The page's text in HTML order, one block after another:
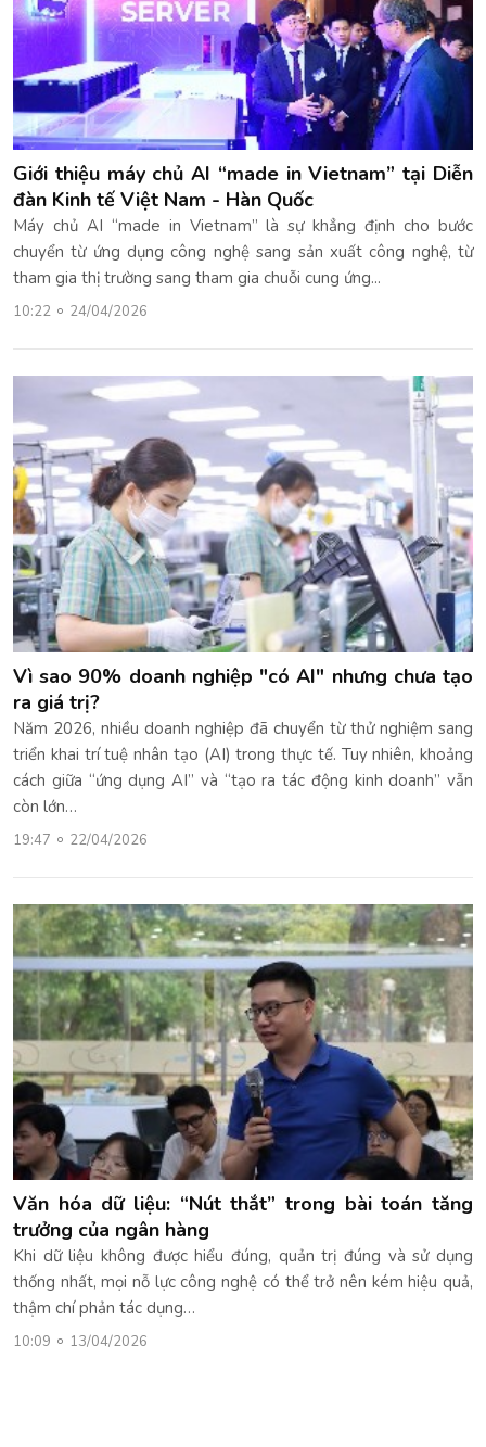
Giới thiệu máy chủ AI “made in Vietnam” tại Diễn
đàn Kinh tế Việt Nam - Hàn Quốc
Máy chủ AI “made in Vietnam” là sự khẳng định cho bước
chuyển từ ứng dụng công nghệ sang sản xuất công nghệ, từ
tham gia thị trường sang tham gia chuỗi cung ứng...
10:22 24/04/2026
Vì sao 90% doanh nghiệp "có AI" nhưng chưa tạo
ra giá trị?
Năm 2026, nhiều doanh nghiệp đã chuyển từ thử nghiệm sang
triển khai trí tuệ nhân tạo (AI) trong thực tế. Tuy nhiên, khoảng
cách giữa “ứng dụng AI” và “tạo ra tác động kinh doanh” vẫn
còn lớn…
19:47 22/04/2026
Văn hóa dữ liệu: “Nút thắt” trong bài toán tăng
trưởng của ngân hàng
Khi dữ liệu không được hiểu đúng, quản trị đúng và sử dụng
thống nhất, mọi nỗ lực công nghệ có thể trở nên kém hiệu quả,
thậm chí phản tác dụng…
10:09 13/04/2026